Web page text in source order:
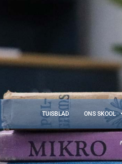
TUISBLAD ONS SKOOL